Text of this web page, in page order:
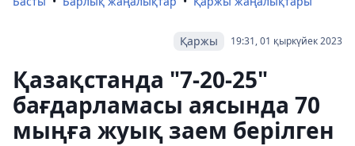
19:31, 01 қыркүйек 2023
Қаржы
Қазақстанда "7-20-25"
бағдарламасы аясында 70
мыңға жуық заем берілген